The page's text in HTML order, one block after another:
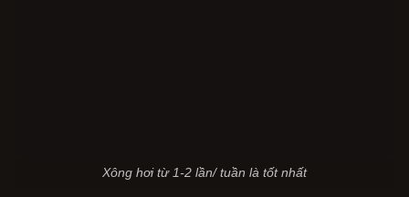
Xông hơi từ 1-2 lần/ tuần là tốt nhất